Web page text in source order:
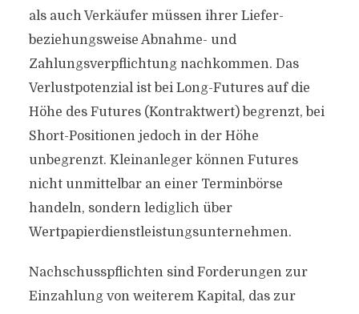
als auch Verkäufer müssen ihrer Liefer-
beziehungsweise Abnahme- und
Zahlungsverpflichtung nachkommen. Das
Verlustpotenzial ist bei Long-Futures auf die
Höhe des Futures (Kontraktwert) begrenzt, bei
Short-Positionen jedoch in der Höhe
unbegrenzt. Kleinanleger können Futures
nicht unmittelbar an einer Terminbörse
handeln, sondern lediglich über
Wertpapierdienstleistungsunternehmen.
Nachschusspflichten sind Forderungen zur
Einzahlung von weiterem Kapital, das zur